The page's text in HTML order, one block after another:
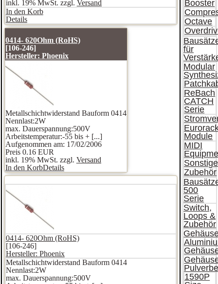
inkl. 19% MwSt. zzgl. Versand
In den Korb
Details
0414- 620Ohm (RoHS)
[106-246]
Hersteller: Phoenix
Metallschichtwiderstand Bauform 0414
Nennlast:2W
max. Dauerspannung:500V
Arbeitstemperatur:-55 bis + [...]
Aufgenommen am: 17/02/2006
Preis 0.16 EUR
inkl. 19% MwSt. zzgl. Versand
In den KorbDetails
0414- 620Ohm (RoHS)
[106-246]
Hersteller: Phoenix
Metallschichtwiderstand Bauform 0414
Nennlast:2W
max. Dauerspannung:500V
Booster
Octave
für
Modular
ReBach
CATCH
Serie
Module
MIDI
Zubehör
500
Serie
Switch,
Loops &
Zubehör
1590P